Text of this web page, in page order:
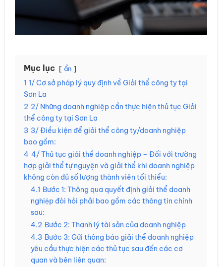
Mục lục ẩn
1 1/ Cơ sở pháp lý quy định về Giải thể công ty tại
Sơn La
2 2/ Những doanh nghiệp cần thực hiện thủ tục Giải
thể công ty tại Sơn La
3 3/ Điều kiện để giải thể công ty/doanh nghiệp
bao gồm:
4 4/ Thủ tục giải thể doanh nghiệp – Đối với trường
hợp giải thể tự nguyện và giải thể khi doanh nghiệp
không còn đủ số lượng thành viên tối thiểu:
4.1 Bước 1: Thông qua quyết định giải thể doanh
nghiệp đòi hỏi phải bao gồm các thông tin chính
sau:
4.2 Bước 2: Thanh lý tài sản của doanh nghiệp
4.3 Bước 3: Gửi thông báo giải thể doanh nghiệp
yêu cầu thực hiện các thủ tục sau đến các cơ
quan và bên liên quan: